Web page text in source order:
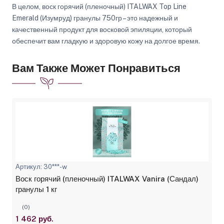
В целом, воск горячий (пленочный) ITALWAX Top Line
Emerald (Изумруд) гранулы 750гр – это надежный и
качественный продукт для восковой эпиляции, который
обеспечит вам гладкую и здоровую кожу на долгое время.
Вам Также Может Понравиться
Артикул: 30***-w
Воск горячий (пленочный) ITALWAX Vanira (Сандал)
гранулы 1 кг
(0)
1 462 руб.